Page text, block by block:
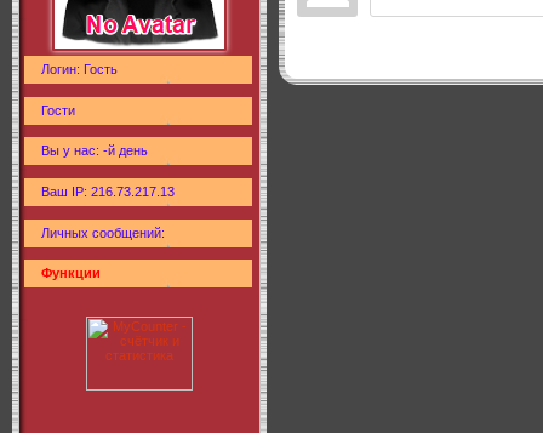
Логин: Гость
Гости
Вы у нас: -й день
Ваш IP: 216.73.217.13
Личных сообщений:
Функции